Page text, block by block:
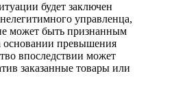
будет заключен
управленца,
может быть признанным
основании превышения
впоследствии может
заказанные товары или